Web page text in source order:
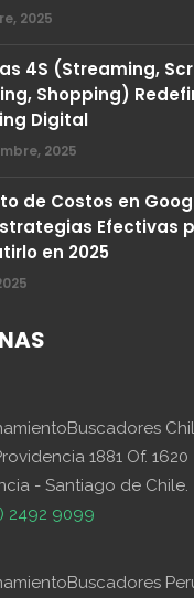
2025
4S (Streaming,
Shopping)
Digital
2025
de Costos en
Efectivas
en 2025
1881 Of. 1620
- Santiago de Chile.
2492 9099